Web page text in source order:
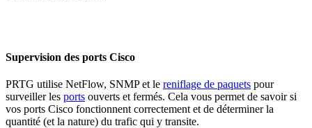
Supervision des ports Cisco
PRTG utilise NetFlow, SNMP et le reniflage de paquets pour
surveiller les ports ouverts et fermés. Cela vous permet de savoir si
vos ports Cisco fonctionnent correctement et de déterminer la
quantité (et la nature) du trafic qui y transite.